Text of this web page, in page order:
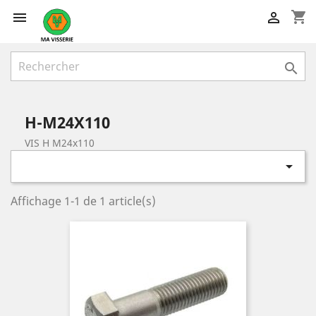
 shopping_cart


H-M24X110
VIS H M24x110

Affichage 1-1 de 1 article(s)